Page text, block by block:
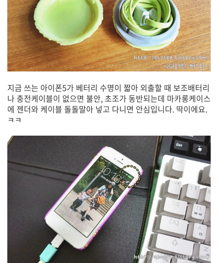
지금 쓰는 아이폰5가 베터리 수명이 짧아 외출할 때 보조배터리
나 충전케이블이 없으면 불안, 초조가 동반되는데 마카롱케이스
에 젠더와 케이블 돌돌말아 넣고 다니면 안심입니다. 딱이에요.
ㅋㅋ